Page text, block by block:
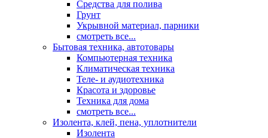
Средства для полива
Грунт
Укрывной материал, парники
смотреть все...
Бытовая техника, автотовары
Компьютерная техника
Климатическая техника
Теле- и аудиотехника
Красота и здоровье
Техника для дома
смотреть все...
Изолента, клей, пена, уплотнители
Изолента